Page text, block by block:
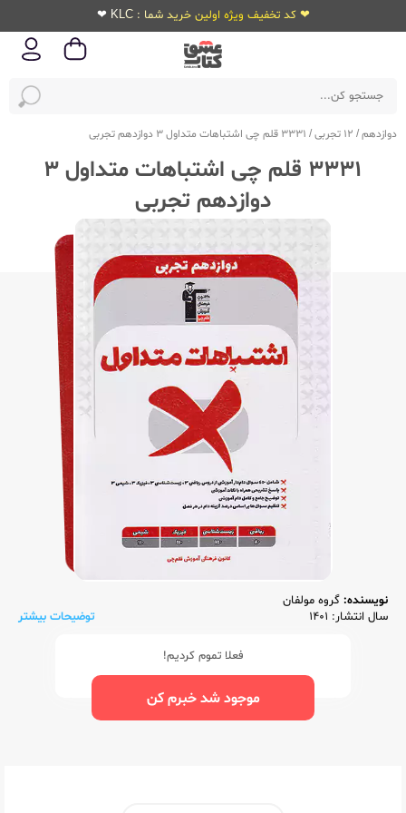
❤ کد تخفیف ویژه اولین خرید شما : KLC ❤
دوازدهم/ 12 تجربی / 3331 قلم چی اشتباهات متداول 3 دوازدهم تجربی
3331 قلم چی اشتباهات متداول 3
دوازدهم تجربی
نویسنده: گروه مولفان
سال انتشار: 1401
توضیحات بیشتر
فعلا تموم کردیم!
موجود شد خبرم کن